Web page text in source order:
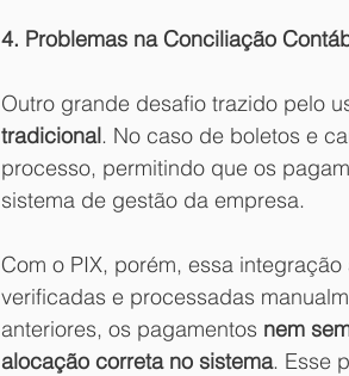
4. Problemas na Conciliação
Outro grande desafio trazido pelo
tradicional. No caso de boletos e
processo, permitindo que os
sistema de gestão da empresa.
Com o PIX, porém, essa
verificadas e processadas
anteriores, os pagamentos nem
alocação correta no sistema. Esse